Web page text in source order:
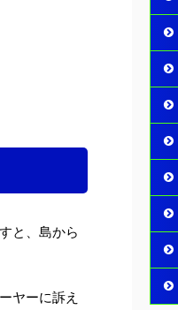
と、島から
ヤーに訴え